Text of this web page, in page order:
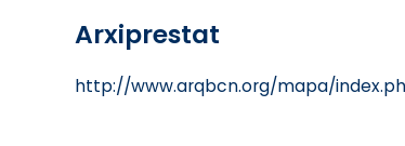
Arxiprestat
http://www.arqbcn.org/mapa/